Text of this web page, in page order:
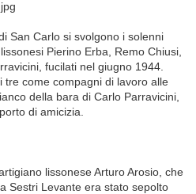
San Carlo si svolgono i solenni
Pierino Erba, Remo Chiusi,
fucilati nel giugno 1944.
tre come compagni di lavoro alle
della bara di Carlo Parravicini,
di amicizia.
lissonese Arturo Arosio, che
Sestri Levante era stato sepolto